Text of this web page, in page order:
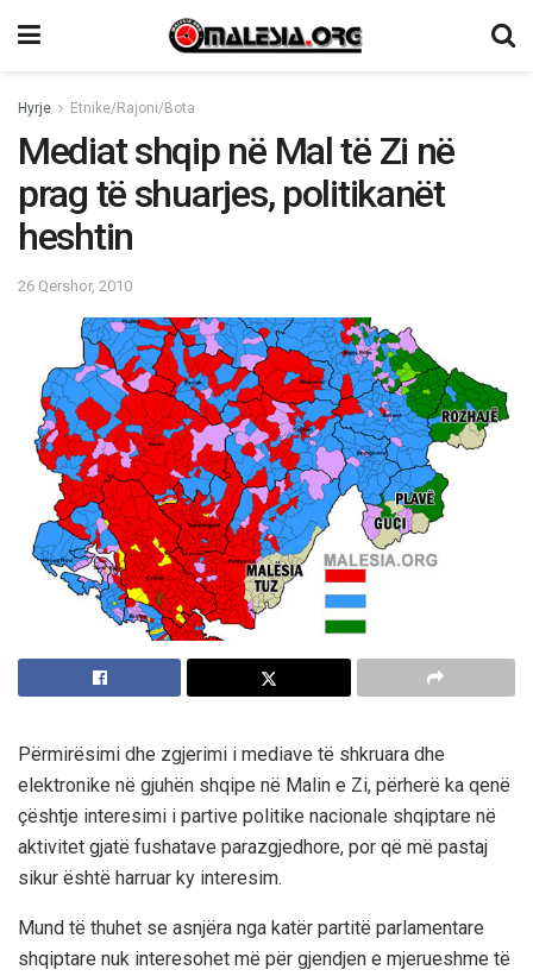
Hyrje Etnike/Rajoni/Bota
Mediat shqip në Mal të Zi në
prag të shuarjes, politikanët
heshtin
26 Qershor, 2010
Përmirësimi dhe zgjerimi i mediave të shkruara dhe
elektronike në gjuhën shqipe në Malin e Zi, përherë ka qenë
çështje interesimi i partive politike nacionale shqiptare në
aktivitet gjatë fushatave parazgjedhore, por që më pastaj
sikur është harruar ky interesim.
Mund të thuhet se asnjëra nga katër partitë parlamentare
shqiptare nuk interesohet më për gjendjen e mjerueshme të